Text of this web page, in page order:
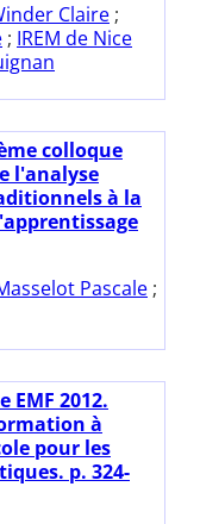
Claire ;
; IREM de Nice
colloque
l'analyse
à la
Pascale ;
EMF 2012.
à
pour les
p. 324-